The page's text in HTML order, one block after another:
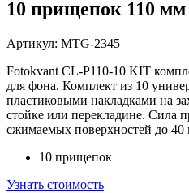
10 прищепок 110
Артикул: MTG-2345
Fotokvant CL-P110-10 KIT
для фона. Комплект из 10
пластиковыми накладками на
стойке или перекладине. Сила
сжимаемых поверхностей до
10 прищепок
Узнать стоимость